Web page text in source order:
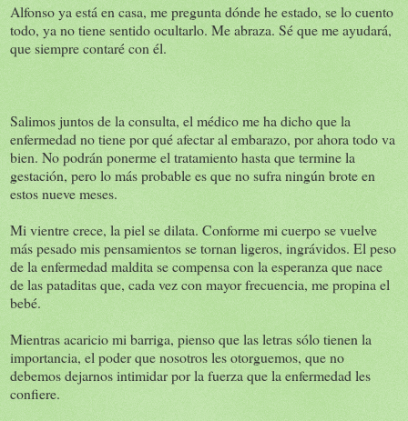
Alfonso ya está en casa, me pregunta dónde he estado, se lo cuento
todo, ya no tiene sentido ocultarlo. Me abraza. Sé que me ayudará,
que siempre contaré con él.
Salimos juntos de la consulta, el médico me ha dicho que la
enfermedad no tiene por qué afectar al embarazo, por ahora todo va
bien. No podrán ponerme el tratamiento hasta que termine la
gestación, pero lo más probable es que no sufra ningún brote en
estos nueve meses.
Mi vientre crece, la piel se dilata. Conforme mi cuerpo se vuelve
más pesado mis pensamientos se tornan ligeros, ingrávidos. El peso
de la enfermedad maldita se compensa con la esperanza que nace
de las pataditas que, cada vez con mayor frecuencia, me propina el
bebé.
Mientras acaricio mi barriga, pienso que las letras sólo tienen la
importancia, el poder que nosotros les otorguemos, que no
debemos dejarnos intimidar por la fuerza que la enfermedad les
confiere.